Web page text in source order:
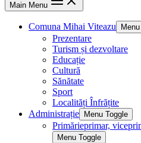
Main Menu
Comuna Mihai Viteazu
Prezentare
Turism și dezvoltare
Educație
Cultură
Sănătate
Sport
Localități Înfrățite
Administrație
Menu Toggle
Primărieprimar,
Menu Toggle